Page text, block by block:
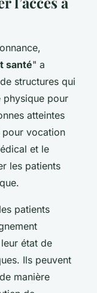
santé" a
structures qui
physique pour
atteintes
pour vocation
et le
les patients
patients
état de
Ils peuvent
manière